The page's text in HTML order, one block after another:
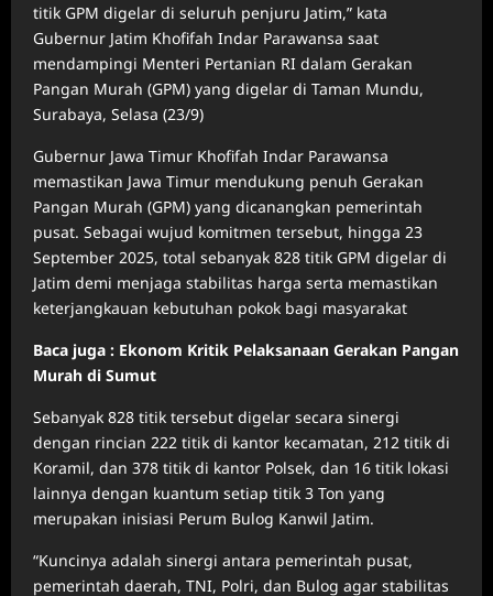
titik GPM digelar di seluruh penjuru Jatim,” kata
Gubernur Jatim Khofifah Indar Parawansa saat
mendampingi Menteri Pertanian RI dalam Gerakan
Pangan Murah (GPM) yang digelar di Taman Mundu,
Surabaya, Selasa (23/9)
Gubernur Jawa Timur Khofifah Indar Parawansa
memastikan Jawa Timur mendukung penuh Gerakan
Pangan Murah (GPM) yang dicanangkan pemerintah
pusat. Sebagai wujud komitmen tersebut, hingga 23
September 2025, total sebanyak 828 titik GPM digelar di
Jatim demi menjaga stabilitas harga serta memastikan
keterjangkauan kebutuhan pokok bagi masyarakat
Baca juga : Ekonom Kritik Pelaksanaan Gerakan Pangan
Murah di Sumut
Sebanyak 828 titik tersebut digelar secara sinergi
dengan rincian 222 titik di kantor kecamatan, 212 titik di
Koramil, dan 378 titik di kantor Polsek, dan 16 titik lokasi
lainnya dengan kuantum setiap titik 3 Ton yang
merupakan inisiasi Perum Bulog Kanwil Jatim.
“Kuncinya adalah sinergi antara pemerintah pusat,
pemerintah daerah, TNI, Polri, dan Bulog agar stabilitas